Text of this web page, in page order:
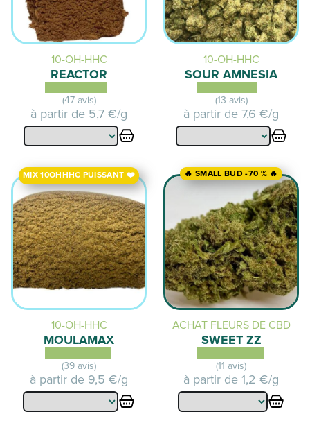
10-OH-HHC
REACTOR
(47 avis)
à partir de 5,7 €/g
10-OH-HHC
SOUR AMNESIA
(13 avis)
à partir de 7,6 €/g
MIX 10OHHHC PUISSANT ❤️
10-OH-HHC
MOULAMAX
(39 avis)
à partir de 9,5 €/g
🔥 SMALL BUD -70 % 🔥
ACHAT FLEURS DE CBD
SWEET ZZ
(11 avis)
à partir de 1,2 €/g